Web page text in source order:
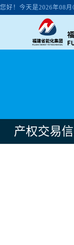
产权交易